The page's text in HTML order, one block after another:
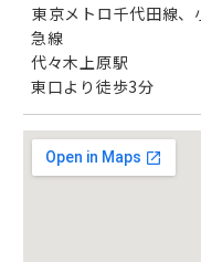
東京メトロ千代田線、
急線
代々木上原駅
東口より徒歩3分